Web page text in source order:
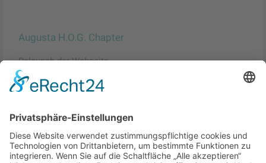
Augusta H.O.G. Chapter
Relaunch der Webseite
Categories:
CI Entwichlung
Webdesign
Skills:
CI